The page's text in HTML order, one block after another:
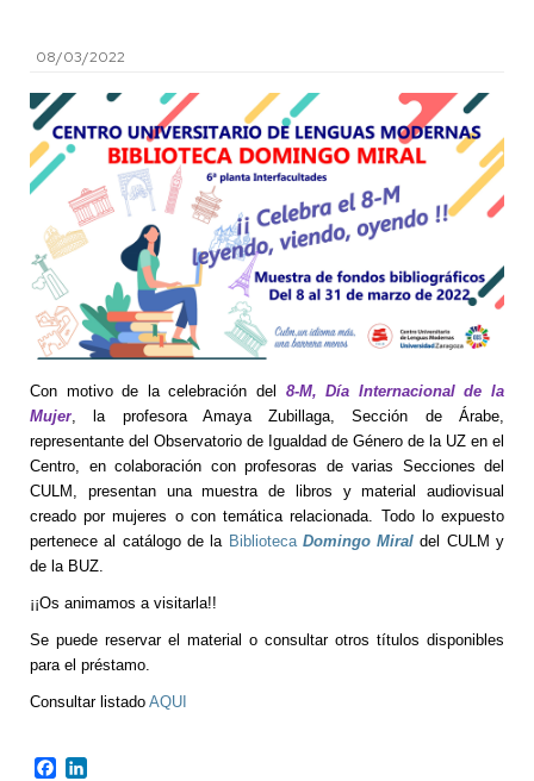
08/03/2022
Con motivo de la celebración del 8-M, Día Internacional de la
Mujer
la profesora Amaya Zubillaga, Sección de Árabe,
representante del Observatorio de Igualdad de Género de la UZ en el
Centro, en colaboración con profesoras de varias Secciones del
CULM, presentan una muestra de libros y material audiovisual
creado por mujeres o con temática relacionada. Todo lo expuesto
pertenece al catálogo de la Biblioteca Domingo Miral del CULM y
de la BUZ.
¡¡Os animamos a visitarla!!
Se puede reservar el material o consultar otros títulos disponibles
para el préstamo.
Consultar listado AQUI
Facebook